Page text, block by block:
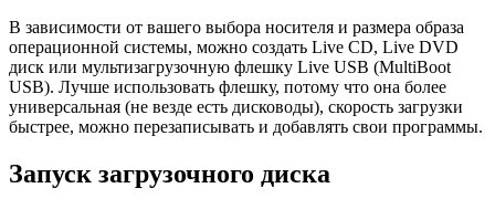
В зависимости от вашего выбора носителя и размера образа
операционной системы, можно создать Live CD, Live DVD
диск или мультизагрузочную флешку Live USB (MultiBoot
USB). Лучше использовать флешку, потому что она более
универсальная (не везде есть дисководы), скорость загрузки
быстрее, можно перезаписывать и добавлять свои программы.
Запуск загрузочного диска